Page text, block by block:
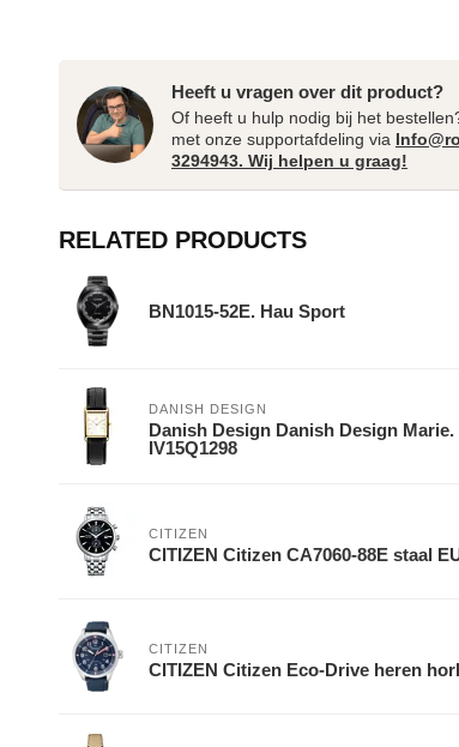
Heeft u vragen over dit product?
Of heeft u hulp nodig bij het
met onze supportafdeling via
3294943. Wij helpen u graag!
RELATED PRODUCTS
BN1015-52E. Hau Sport
DANISH DESIGN
Danish Design Danish Design Marie.
IV15Q1298
CITIZEN
CITIZEN Citizen CA7060-88E staal
CITIZEN
CITIZEN Citizen Eco-Drive heren